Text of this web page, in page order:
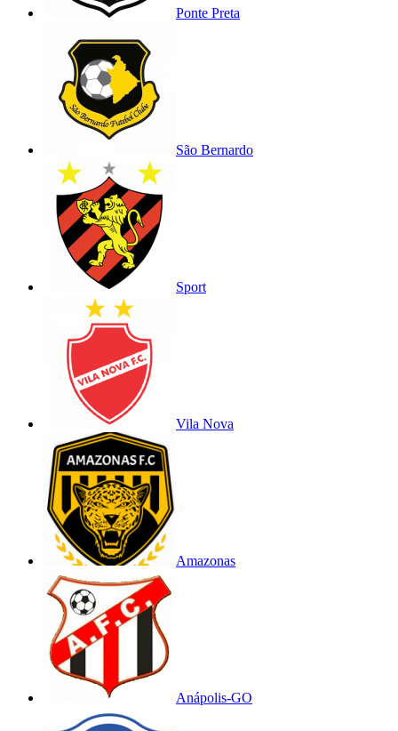
Ponte Preta
São Bernardo
Sport
Vila Nova
Amazonas
Anápolis-GO